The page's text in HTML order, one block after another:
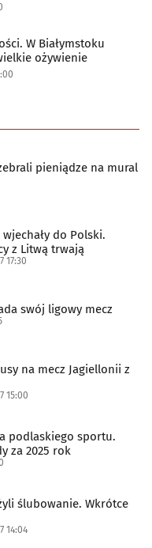
W Białymstoku
ożywienie
pieniądze na mural
do Polski.
z Litwą trwają
17:30
swój ligowy mecz
na mecz Jagiellonii z
15:00
podlaskiego sportu.
za 2025 rok
ślubowanie. Wkrótce
14:04